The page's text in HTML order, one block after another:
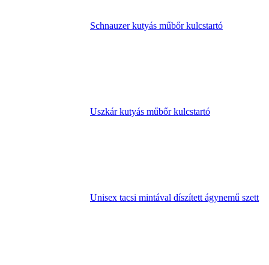
Schnauzer kutyás műbőr kulcstartó
Uszkár kutyás műbőr kulcstartó
Unisex tacsi mintával díszített ágynemű szett